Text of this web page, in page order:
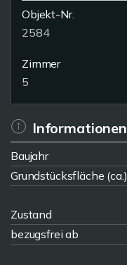
Objekt-Nr.
2584
Zimmer
5
Informationen
Baujahr
Grundstücksfläche (ca.)
Zustand
bezugsfrei ab